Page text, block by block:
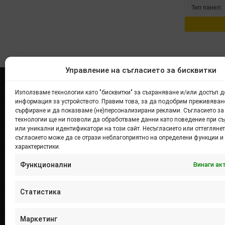
Управление на съгласието за бисквитки
Използваме технологии като "бисквитки" за съхраняване и/или достъп
информация за устройството. Правим това, за да подобрим
сърфиране и да показваме (не)персонализирани реклами. Съгласието за
технологии ще ни позволи да обработваме данни като поведение при
или уникални идентификатори на този сайт. Несъгласието или
съгласието може да се отрази неблагоприятно на определени функции и
характеристики.
Функционални Винаги
Статистика
Маркетинг
Тип панел:
Финансирано от ЕС
Разработването на онлайн магазина е
финансирано от Европейския съюз –
NextGenerationEU в изпълнение на проект № BG-
RRP-3.005-2305, по процедура BG-RRP-3.005
„Решения в областта на информационните и